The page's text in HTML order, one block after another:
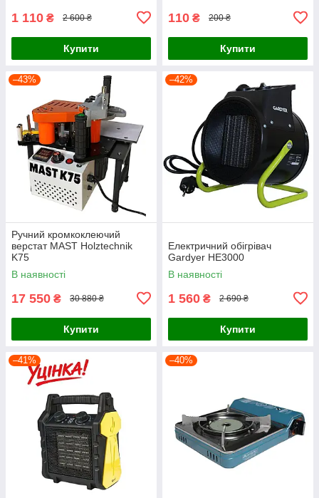
1 110 ₴ 2 600 ₴
Купити
110 ₴ 200 ₴
Купити
–43%
Ручний кромкоклеючий
верстат MAST Holztechnik
K75
В наявності
17 550 ₴ 30 880 ₴
Купити
–42%
Електричний обігрівач
Gardyer HE3000
В наявності
1 560 ₴ 2 690 ₴
Купити
–41% –40%